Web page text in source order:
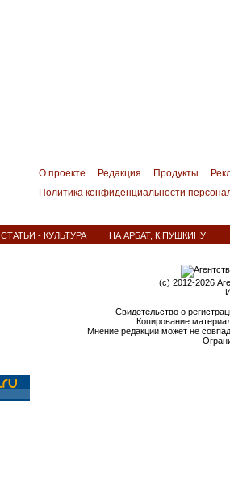
О проекте Редакция Продукты
Политика конфиденциальности
СТАТЬИ - КУЛЬТУРА НА АРБАТ, К ПУШКИНУ!
(c) 2012-2026
Свидетельство о
Копирование
Мнение редакции может не